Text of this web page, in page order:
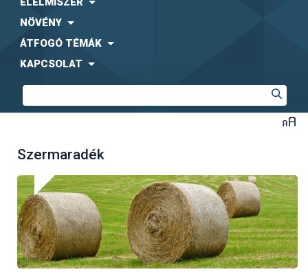
NÖVÉNY
ÁTFOGÓ TÉMÁK
KAPCSOLAT
Szermaradék